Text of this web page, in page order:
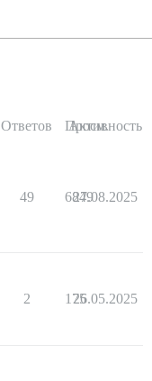
Ответов Просм.
Активность
49 6849
27.08.2025
2 175
26.05.2025